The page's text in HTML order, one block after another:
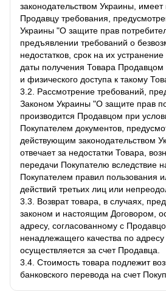
законодательством Украины,
Продавцу требования,
Украины "О защите прав
предъявлении требований о
недостатков, срок на их
даты получения Товара
и физического доступа к такому
3.2. Рассмотрение требований,
Законом Украины "О защите прав
производится Продавцом при
Покупателем документов,
действующим законодательством
отвечает за недостатки Товара,
передачи Покупателю вследствие
Покупателем правил пользования
действий третьих лиц или
3.3. Возврат товара, в случаях,
законом и настоящим Договором,
адресу, согласованному с
ненадлежащего качества по адресу
осуществляется за счет Продавца.
3.4. Стоимость товара подлежит
банковского перевода на счет